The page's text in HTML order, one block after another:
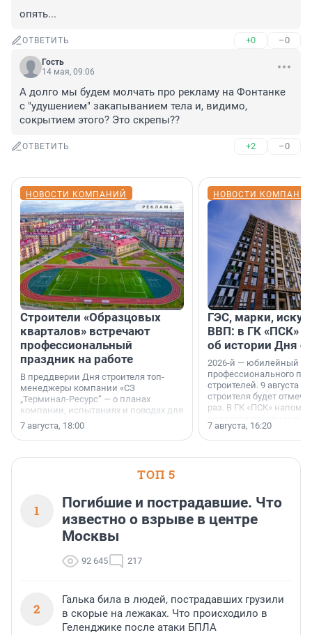
опять...
ОТВЕТИТЬ +0 –0
Гость
14 мая, 09:06
А долго мы будем молчать про рекламу на Фонтанке
с "удушением" закапыванием тела и, видимо,
сокрытием этого? Это скрепы??
ОТВЕТИТЬ +2 –0
НОВОСТИ КОМПАНИЙ
Строители «Образцовых
кварталов» встречают
профессиональный
праздник на работе
В преддверии Дня строителя топ-
менеджеры компании «СЗ
„Терминал-Ресурс“ — о планах
компании, испытаниях и поводах для
осторожного оптимизма.
7 августа, 18:00
НОВОСТИ
ГЭС, марки,
ВВП: в ГК «ПСК»
об истории Дня
2026-й — юбилейный
профессионального
строителей. 9 августа
строителя будет
раз. В ГК «ПСК»
поменялась роль
7 августа, 16:20
ТОП 5
1
Погибшие и пострадавшие. Что
известно о взрыве в центре
Москвы
92 645 217
2
Галька била в людей, пострадавших грузили
в скорые на лежаках. Что происходило в
Геленджике после атаки БПЛА